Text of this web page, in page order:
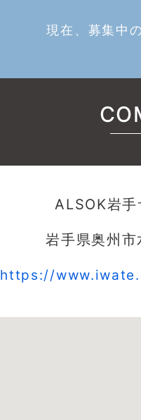
現在、募集中
ALSOK岩手
岩手県奥州
https://